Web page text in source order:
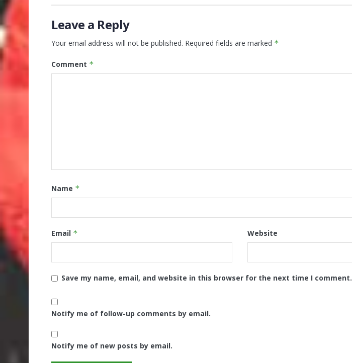
Leave a Reply
Your email address will not be published. Required fields are marked *
Comment *
Name *
Email * Website
Save my name, email, and website in this browser for the next time I comment.
Notify me of follow-up comments by email.
Notify me of new posts by email.